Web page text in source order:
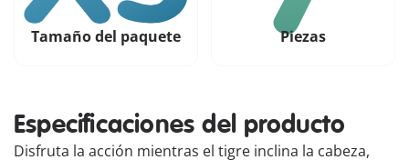
Tamaño del paquete Piezas
Especificaciones del producto
Disfruta la acción mientras el tigre inclina la cabeza,